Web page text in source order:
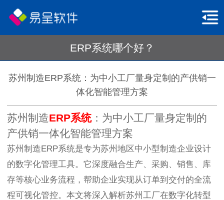
ERP系统哪个好？
苏州制造ERP系统：为中小工厂量身定制的产供销一
体化智能管理方案
苏州制造ERP系统：为中小工厂量身定制的
产供销一体化智能管理方案
苏州制造ERP系统是专为苏州地区中小型制造企业设计
的数字化管理工具。它深度融合生产、采购、销售、库
存等核心业务流程，帮助企业实现从订单到交付的全流
程可视化管控。本文将深入解析苏州工厂在数字化转型